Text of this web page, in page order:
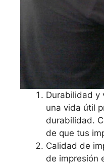
Durabilidad y
una vida útil
durabilidad.
de que tus
Calidad de
de impresión